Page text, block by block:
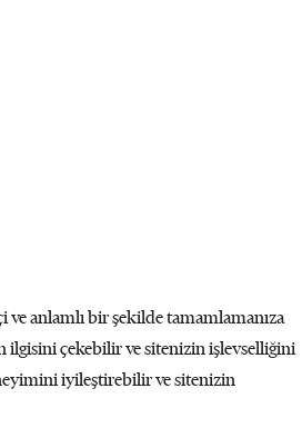
anlamlı bir şekilde tamamlamanıza
ilgisini çekebilir ve sitenizin işlevselliğini
iyileştirebilir ve sitenizin